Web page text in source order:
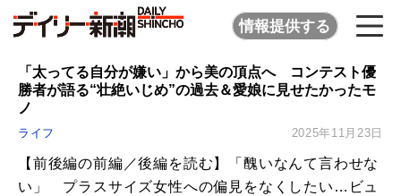
情報提供する
「太ってる自分が嫌い」から美の頂点へ コンテスト優
勝者が語る“壮絶いじめ”の過去＆愛娘に見せたかったモ
ノ
ライフ 2025年11月23日
【前後編の前編／後編を読む】「醜いなんて言わせな
い」 プラスサイズ女性への偏見をなくしたい…ビュ